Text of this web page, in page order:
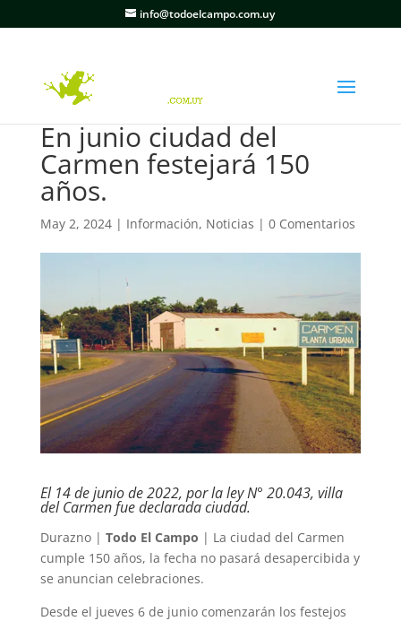
info@todoelcampo.com.uy
En junio ciudad del
Carmen festejará 150
años.
May 2, 2024| Información, Noticias | 0 Comentarios
El 14 de junio de 2022, por la ley N° 20.043, villa
del Carmen fue declarada ciudad.
Durazno | Todo El Campo | La ciudad del Carmen
cumple 150 años, la fecha no pasará desapercibida y
se anuncian celebraciones.
Desde el jueves 6 de junio comenzarán los festejos